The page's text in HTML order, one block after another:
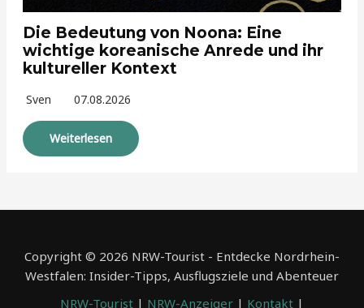
Die Bedeutung von Noona: Eine
wichtige koreanische Anrede und ihr
kultureller Kontext
Sven 07.08.2026
Weiterlesen
Copyright © 2026 NRW-Tourist - Entdecke Nordrhein-
Westfalen: Insider-Tipps, Ausflugsziele und Abenteuer
NRW-Tourist | NRW-Anzeiger | Kontakt |